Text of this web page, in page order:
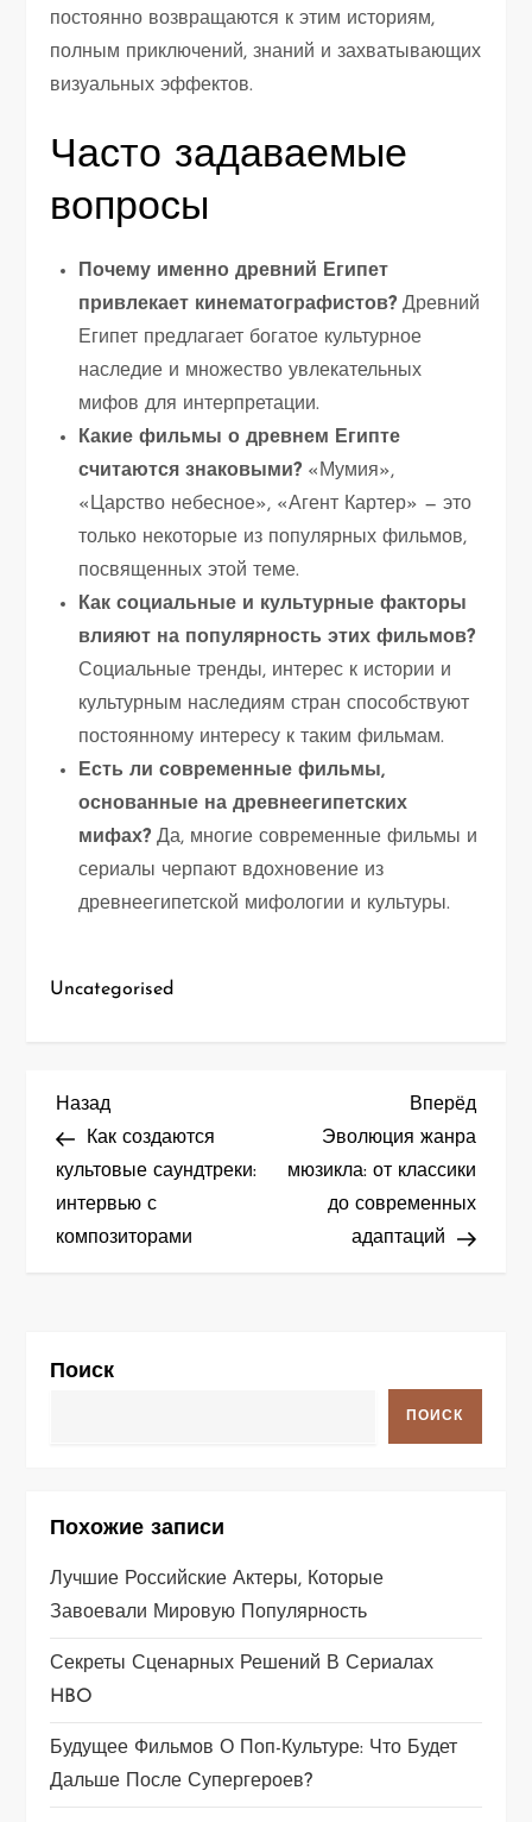
постоянно возвращаются к этим историям,
полным приключений, знаний и захватывающих
визуальных эффектов.
Часто задаваемые
вопросы
Почему именно древний Египет
привлекает кинематографистов? Древний
Египет предлагает богатое культурное
наследие и множество увлекательных
мифов для интерпретации.
Какие фильмы о древнем Египте
считаются знаковыми? «Мумия»,
«Царство небесное», «Агент Картер» — это
только некоторые из популярных фильмов,
посвященных этой теме.
Как социальные и культурные факторы
влияют на популярность этих фильмов?
Социальные тренды, интерес к истории и
культурным наследиям стран способствуют
постоянному интересу к таким фильмам.
Есть ли современные фильмы,
основанные на древнеегипетских
мифах? Да, многие современные фильмы и
сериалы черпают вдохновение из
древнеегипетской мифологии и культуры.
Uncategorised
Н
а
в
а
я
п
о
з
а
п
Предыдущая
запись
Назад
Как создаются
культовые саундтреки:
интервью с
композиторами
Вперёд
Эволюция жанра
мюзикла: от классики
до современных
адаптаций
Поиск
ПОИСК
Похожие записи
Лучшие Российские Актеры, Которые
Завоевали Мировую Популярность
Секреты Сценарных Решений В Сериалах
HBO
Будущее Фильмов О Поп-Культуре: Что Будет
Дальше После Супергероев?